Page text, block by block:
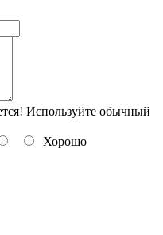
Используйте обычный
Хорошо